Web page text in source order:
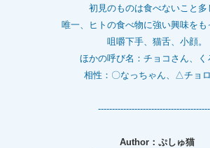
初見のものは食べないこと多
唯一、ヒトの食べ物に強い興味をも
咀嚼下手、猫舌、小顔。
ほかの呼び名：チョコさん、く
相性：〇なっちゃん、△チョ
Author：ぷしゅ猫